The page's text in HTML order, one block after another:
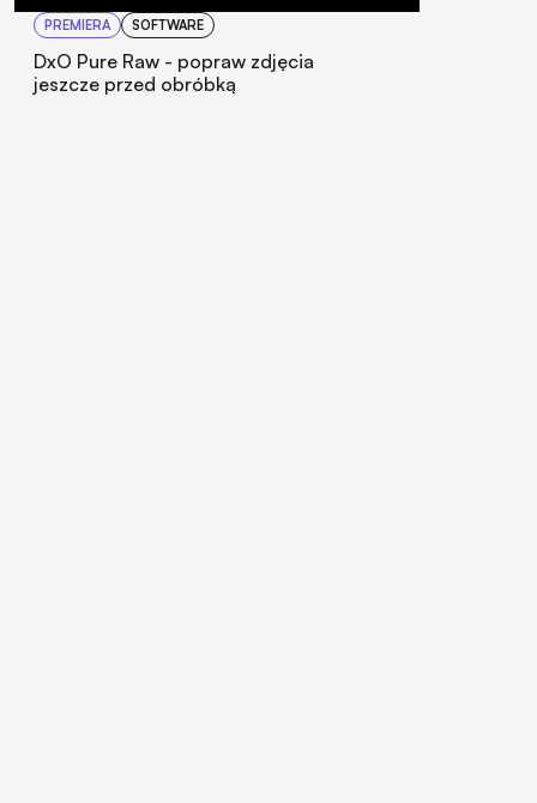
PREMIERA SOFTWARE
DxO Pure Raw - popraw zdjęcia
jeszcze przed obróbką